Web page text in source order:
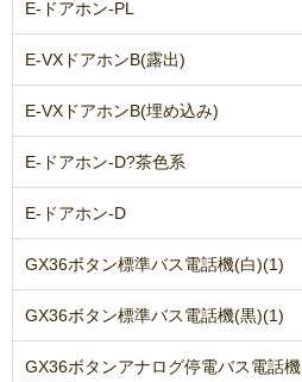
E-ドアホン-PL
E-VXドアホンB(露出)
E-VXドアホンB(埋め込み)
E-ドアホン-D?茶色系
E-ドアホン-D
GX36ボタン標準バス電話機(白)(1)
GX36ボタン標準バス電話機(黒)(1)
GX36ボタンアナログ停電バス電話機